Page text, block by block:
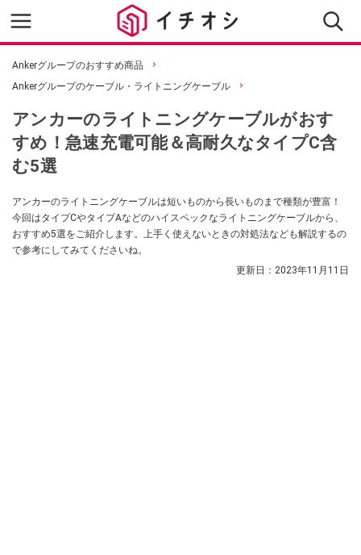
Ankerグループのおすすめ商品
Ankerグループのケーブル・ライトニングケーブル
アンカーのライトニングケーブルがおす
すめ！急速充電可能＆高耐久なタイプC含
む5選
アンカーのライトニングケーブルは短いものから長いものまで種類が豊富！
今回はタイプCやタイプAなどのハイスペックなライトニングケーブルから、
おすすめ5選をご紹介します。上手く使えないときの対処法なども解説するの
で参考にしてみてくださいね。
更新日： 2023年11月11日